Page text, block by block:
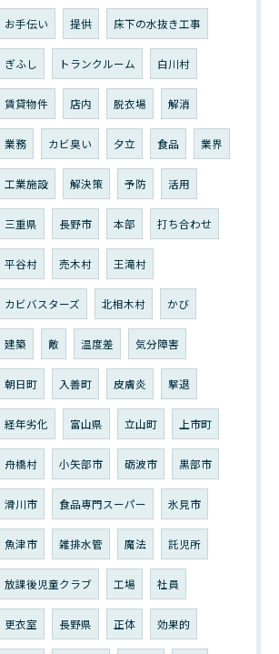
お手伝い 提供 床下の水抜き工事
ぎふし トランクルーム 白川村
賃貸物件 店内 脱衣場 解消
業務 カビ臭い 夕立 食品 業界
工業施設 解決策 予防 活用
三重県 長野市 本部 打ち合わせ
平谷村 売木村 王滝村
カビバスターズ 北相木村 かび
建築 敵 温度差 気分障害
朝日町 入善町 皮膚炎 撃退
経年劣化 富山県 立山町 上市町
舟橋村 小矢部市 砺波市 黒部市
滑川市 食品専門スーパー 氷見市
魚津市 雑排水管 魔法 託児所
放課後児童クラブ 工場 社員
更衣室 長野県 正体 効果的